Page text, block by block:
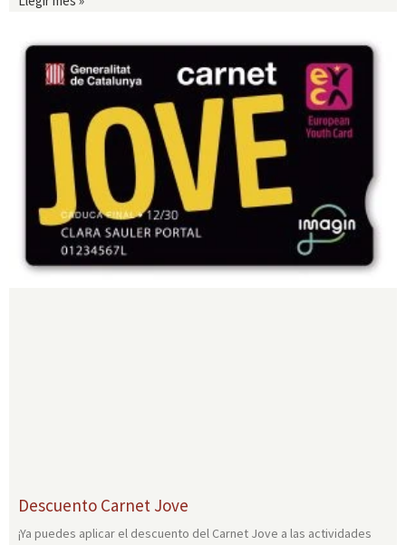
Descuento Carnet Jove
¡Ya puedes aplicar el descuento del Carnet Jove a las actividades